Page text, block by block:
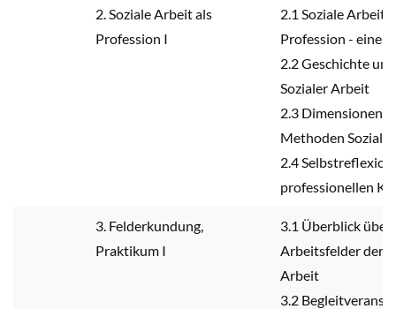
2. Soziale Arbeit als
Profession I
2.1 Soziale Arbeit
Profession - eine
2.2 Geschichte
Sozialer Arbeit
2.3 Dimensionen
Methoden
2.4 Selbstreflexion
professionellen
3. Felderkundung,
Praktikum I
3.1 Überblick über
Arbeitsfelder der
Arbeit
3.2